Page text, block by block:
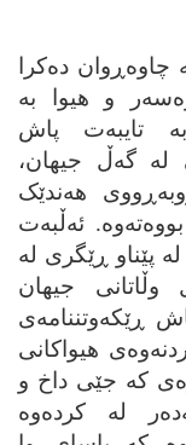
چاوه‌ڕوان ده‌کرا
و هیوا به‌
تایبه‌ت پاش
له‌ گه‌ڵ جیهان،
هه‌ندێک
ئه‌ڵبه‌ت
پێناو ڕێگری له‌
جیهان
ڕێکه‌وتننامه‌ی
هیواکانی
که‌ جێی داخ و
له‌ کرده‌وه‌